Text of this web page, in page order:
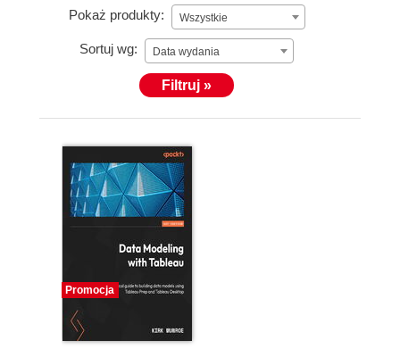
Pokaż produkty: Wszystkie
Sortuj wg: Data wydania
Filtruj »
Promocja